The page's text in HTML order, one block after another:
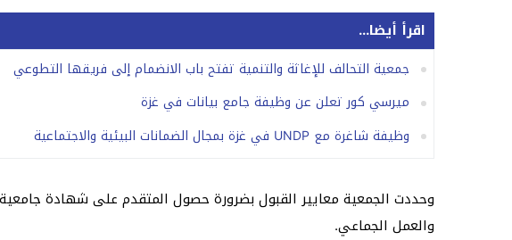
اقرأ أيضا...
جمعية التحالف للإغاثة والتنمية تفتح باب الانضمام إلى فريقها التطوعي
ميرسي كور تعلن عن وظيفة جامع بيانات في غزة
وظيفة شاغرة مع UNDP في غزة بمجال الضمانات البيئية والاجتماعية
وحددت الجمعية معايير القبول بضرورة حصول المتقدم على شهادة
والعمل الجماعي.